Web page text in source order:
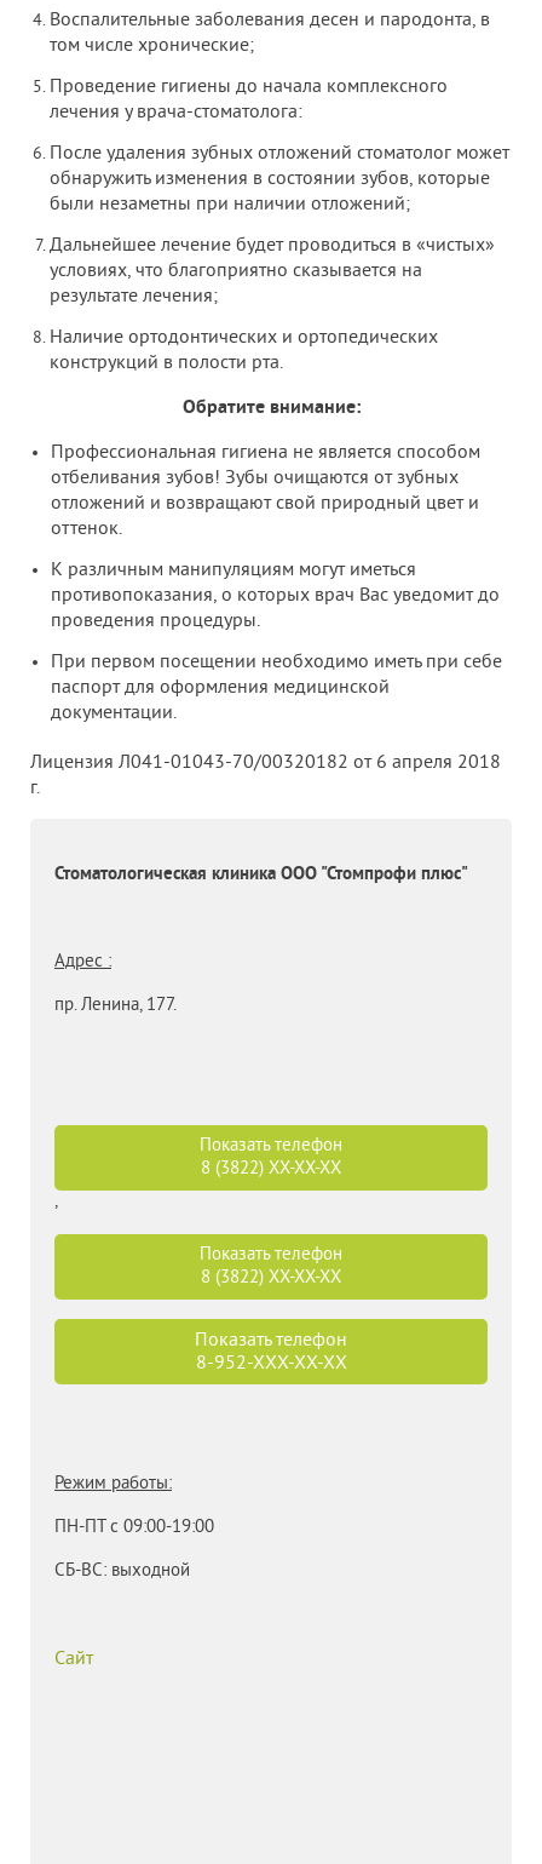
Воспалительные заболевания десен и пародонта, в
том числе хронические;
Проведение гигиены до начала комплексного
лечения у врача-стоматолога:
После удаления зубных отложений стоматолог может
обнаружить изменения в состоянии зубов, которые
были незаметны при наличии отложений;
Дальнейшее лечение будет проводиться в «чистых»
условиях, что благоприятно сказывается на
результате лечения;
Наличие ортодонтических и ортопедических
конструкций в полости рта.
Обратите внимание:
Профессиональная гигиена не является способом
отбеливания зубов! Зубы очищаются от зубных
отложений и возвращают свой природный цвет и
оттенок.
К различным манипуляциям могут иметься
противопоказания, о которых врач Вас уведомит до
проведения процедуры.
При первом посещении необходимо иметь при себе
паспорт для оформления медицинской
документации.
Лицензия Л041-01043-70/00320182 от 6 апреля 2018
г.
Стоматологическая клиника ООО "Стомпрофи плюс"
Адрес :
пр. Ленина, 177.
Показать телефон
8 (3822) XX-XX-XX
,
Показать телефон
8 (3822) XX-XX-XX
Показать телефон
8-952-XXX-XX-XX
Режим работы:
ПН-ПТ с 09:00-19:00
СБ-ВС: выходной
Сайт